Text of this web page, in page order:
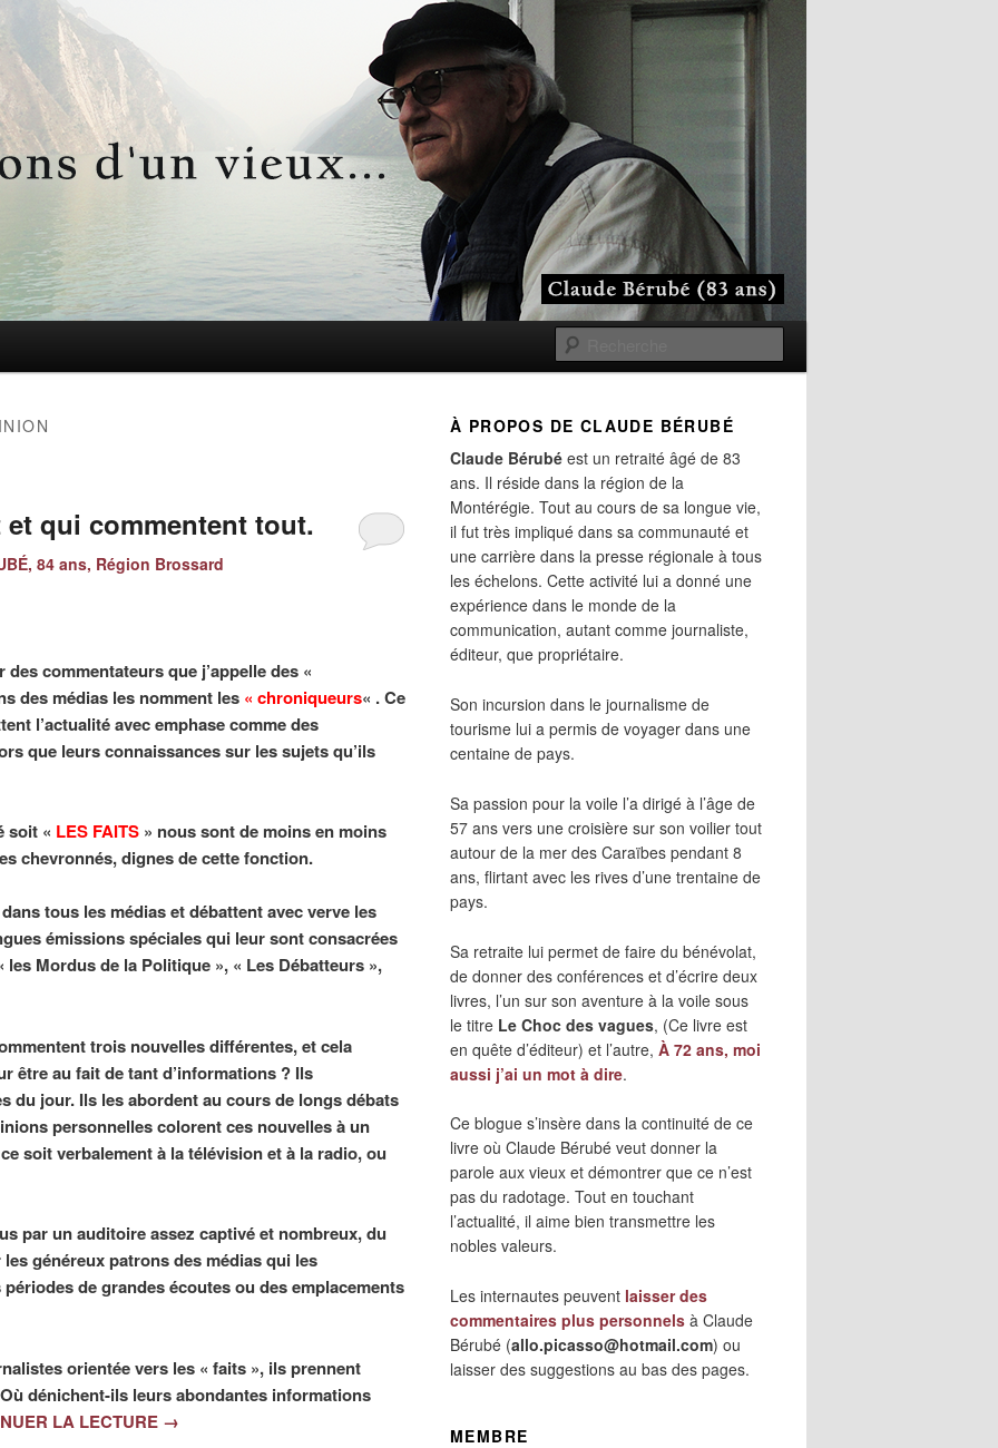
vieux…
qui commentent tout.
84 ans, Région Brossard
commentateurs que j’appelle des «
des médias les nomment les « chroniqueurs« . Ce
l’actualité avec emphase comme des
que leurs connaissances sur les sujets qu’ils
soit « LES FAITS » nous sont de moins en moins
chevronnés, dignes de cette fonction.
tous les médias et débattent avec verve les
émissions spéciales qui leur sont consacrées
les Mordus de la Politique », « Les Débatteurs »,
trois nouvelles différentes, et cela
être au fait de tant d’informations ? Ils
du jour. Ils les abordent au cours de longs débats
personnelles colorent ces nouvelles à un
soit verbalement à la télévision et à la radio, ou
par un auditoire assez captivé et nombreux, du
généreux patrons des médias qui les
de grandes écoutes ou des emplacements
orientée vers les « faits », ils prennent
dénichent-ils leurs abondantes informations
LA LECTURE →
À PROPOS DE CLAUDE BÉRUBÉ
Claude Bérubé est un retraité âgé de 83
ans. Il réside dans la région de la
Montérégie. Tout au cours de sa longue vie,
il fut très impliqué dans sa communauté et
une carrière dans la presse régionale à tous
les échelons. Cette activité lui a donné une
expérience dans le monde de la
communication, autant comme journaliste,
éditeur, que propriétaire.
Son incursion dans le journalisme de
tourisme lui a permis de voyager dans une
centaine de pays.
Sa passion pour la voile l’a dirigé à l’âge de
57 ans vers une croisière sur son voilier tout
autour de la mer des Caraïbes pendant 8
ans, flirtant avec les rives d’une trentaine de
pays.
Sa retraite lui permet de faire du bénévolat,
de donner des conférences et d’écrire deux
livres, l’un sur son aventure à la voile sous
le titre Le Choc des vagues, (Ce livre est
en quête d’éditeur) et l’autre, À 72 ans, moi
aussi j’ai un mot à dire.
Ce blogue s’insère dans la continuité de ce
livre où Claude Bérubé veut donner la
parole aux vieux et démontrer que ce n’est
pas du radotage. Tout en touchant
l’actualité, il aime bien transmettre les
nobles valeurs.
Les internautes peuvent laisser des
commentaires plus personnels à Claude
Bérubé (allo.picasso@hotmail.com) ou
laisser des suggestions au bas des pages.
MEMBRE